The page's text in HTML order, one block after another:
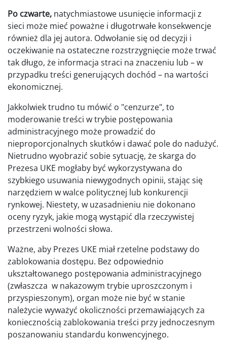
Po czwarte, natychmiastowe usunięcie informacji z
sieci może mieć poważne i długotrwałe konsekwencje
również dla jej autora. Odwołanie się od decyzji i
oczekiwanie na ostateczne rozstrzygnięcie może trwać
tak długo, że informacja straci na znaczeniu lub – w
przypadku treści generujących dochód – na wartości
ekonomicznej.
Jakkolwiek trudno tu mówić o "cenzurze", to
moderowanie treści w trybie postępowania
administracyjnego może prowadzić do
nieproporcjonalnych skutków i dawać pole do nadużyć.
Nietrudno wyobrazić sobie sytuację, że skarga do
Prezesa UKE mogłaby być wykorzystywana do
szybkiego usuwania niewygodnych opinii, stając się
narzędziem w walce politycznej lub konkurencji
rynkowej. Niestety, w uzasadnieniu nie dokonano
oceny ryzyk, jakie mogą wystąpić dla rzeczywistej
przestrzeni wolności słowa.
Ważne, aby Prezes UKE miał rzetelne podstawy do
zablokowania dostępu. Bez odpowiednio
ukształtowanego postępowania administracyjnego
(zwłaszcza w nakazowym trybie uproszczonym i
przyspieszonym), organ może nie być w stanie
należycie wyważyć okoliczności przemawiających za
koniecznością zablokowania treści przy jednoczesnym
poszanowaniu standardu konwencyjnego.